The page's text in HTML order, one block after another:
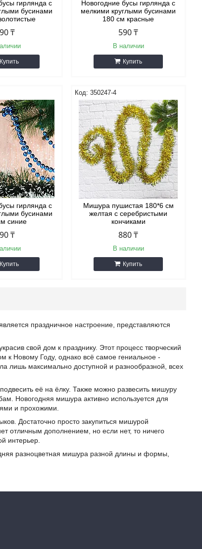
гирлянда с
бусинами
₸
Купить
Новогодние бусы гирлянда с
мелкими круглыми бусинами
180 см красные
590 ₸
В наличии
Купить
гирлянда с
бусинами
синие
₸
Купить
350247-4
Мишура пушистая 180*6 см
желтая с серебристыми
кончиками
880 ₸
В наличии
Купить
праздничное настроение, представляются
свой дом к празднику. Этот процесс творческий
к Новому Году, однако всё самое гениальное -
лишь максимально доступной и разнообразной, всех
её на ёлку. Также можно развесить мишуру
Новогодняя мишура активно используется для
и прохожими.
Достаточно просто закупиться мишурой
отличным дополнением, но если нет, то ничего
интерьер.
разноцветная мишура разной длины и формы,